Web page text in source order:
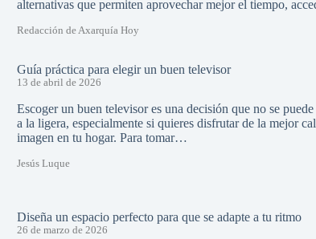
alternativas que permiten aprovechar mejor el tiempo,
Redacción de Axarquía Hoy
Guía práctica para elegir un buen televisor
13 de abril de 2026
Escoger un buen televisor es una decisión que no se
a la ligera, especialmente si quieres disfrutar de la mejor
imagen en tu hogar. Para tomar…
Jesús Luque
Diseña un espacio perfecto para que se adapte a tu ritmo
26 de marzo de 2026